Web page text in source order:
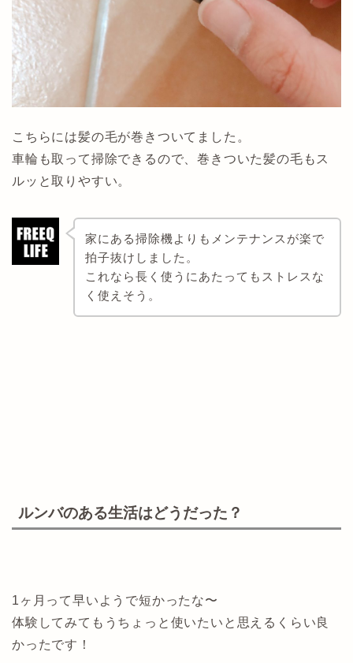
こちらには髪の毛が巻きついてました。
車輪も取って掃除できるので、巻きついた髪の毛もス
ルッと取りやすい。
家にある掃除機よりもメンテナンスが楽で
拍子抜けしました。
これなら長く使うにあたってもストレスな
く使えそう。
ルンバのある生活はどうだった？
1ヶ月って早いようで短かったな〜
体験してみてもうちょっと使いたいと思えるくらい良
かったです！